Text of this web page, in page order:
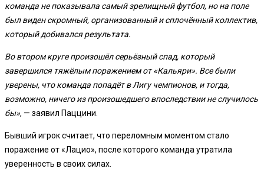
команда не показывала самый зрелищный футбол, но на поле
был виден скромный, организованный и сплочённый коллектив,
который добивался результата.
Во втором круге произошёл серьёзный спад, который
завершился тяжёлым поражением от «Кальяри». Все были
уверены, что команда попадёт в Лигу чемпионов, и тогда,
возможно, ничего из произошедшего впоследствии не случилось
бы», — заявил Паццини.
Бывший игрок считает, что переломным моментом стало
поражение от «Лацио», после которого команда утратила
уверенность в своих силах.